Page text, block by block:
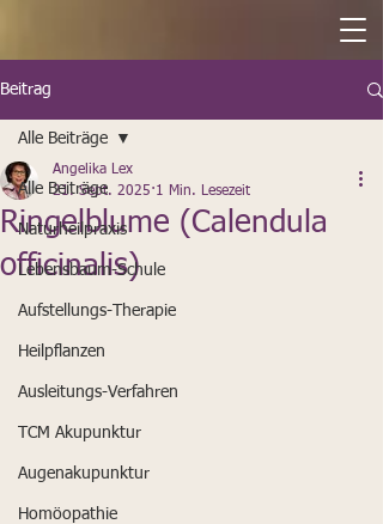
Beitrag
Alle Beiträge
Naturheilpraxis
Lebensbaum-Schule
Aufstellungs-Therapie
Heilpflanzen
Ausleitungs-Verfahren
TCM Akupunktur
Augenakupunktur
Homöopathie
Alle Beiträge
Ringelblume (Calendula
officinalis)
Angelika Lex
21. Sept. 2025 1 Min. Lesezeit